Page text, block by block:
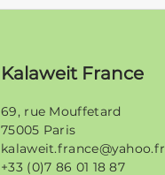
Kalaweit France
69, rue Mouffetard
75005 Paris
kalaweit.france@yahoo.fr
+33 (0)7 86 01 18 87